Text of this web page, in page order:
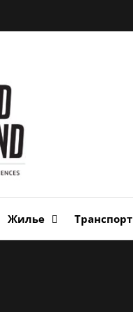
Жилье Транспорт